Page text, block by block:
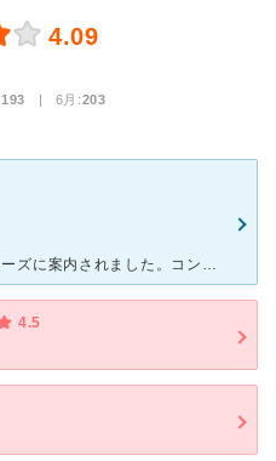
4.09
193 | 6月:203
かなり久々の受診でしたが、スムーズに案内されました。コンタクトの処方箋のための受診でしたが、すぐ検査、診察も呼ばれたので待ち時間も短かったです。診察の先生も優しく、ほかに気になることはないかも聞いてく
4.5